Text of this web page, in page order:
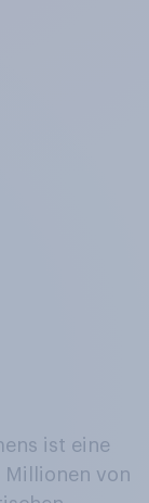
ist eine
von